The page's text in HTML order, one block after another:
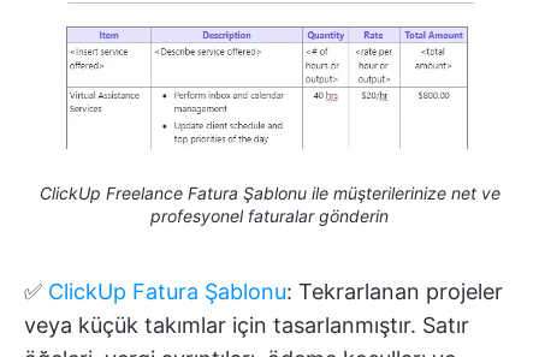
ClickUp Freelance Fatura Şablonu ile müşterilerinize net ve
profesyonel faturalar gönderin
✅ ClickUp Fatura Şablonu: Tekrarlanan projeler
veya küçük takımlar için tasarlanmıştır. Satır